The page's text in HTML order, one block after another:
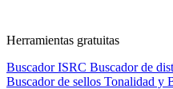
Herramientas gratuitas
Buscador ISRC Buscador de
Buscador de sellos Tonalidad y